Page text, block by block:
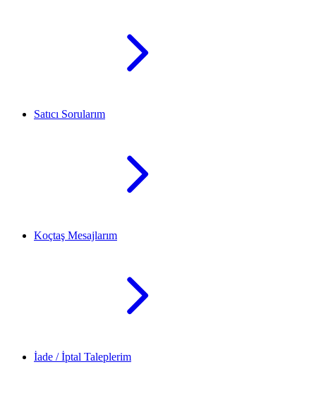
Satıcı Sorularım
Koçtaş Mesajlarım
İade / İptal Taleplerim